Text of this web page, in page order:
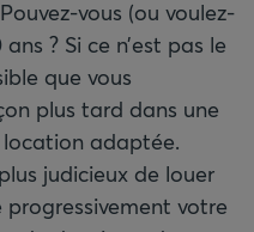
vous (ou voulez-
? Si ce n’est pas le
que vous
plus tard dans une
location adaptée.
judicieux de louer
votre